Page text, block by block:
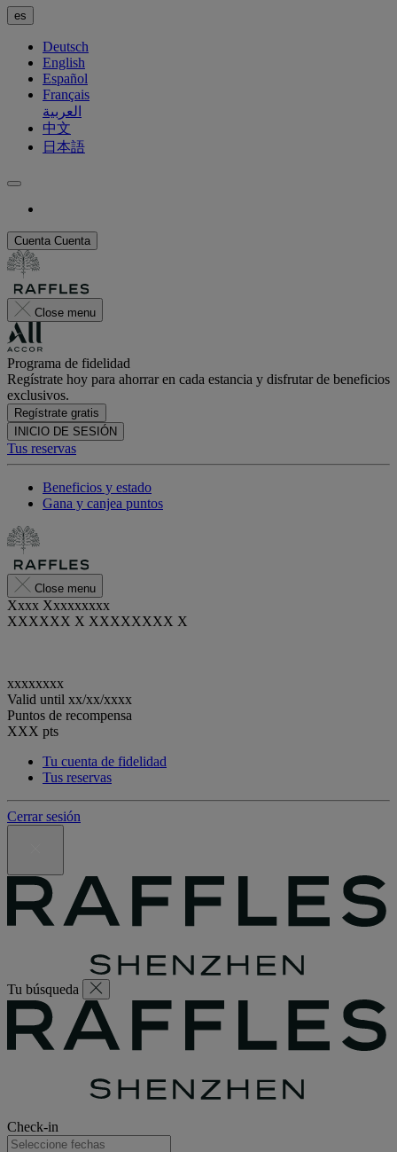
es
Deutsch
English
Español
Français
العربية
中文
日本語
Cuenta Cuenta
Close menu
Programa de fidelidad
Regístrate hoy para ahorrar en cada estancia y disfrutar de beneficios
exclusivos.
Regístrate gratis
INICIO DE SESIÓN
Tus reservas
Beneficios y estado
Gana y canjea puntos
Close menu
Xxxx Xxxxxxxxx
XXXXXX X XXXXXXXX X
xxxxxxxx
Valid until xx/xx/xxxx
Puntos de recompensa
XXX pts
Tu cuenta de fidelidad
Tus reservas
Cerrar sesión
Tu búsqueda
Check-in